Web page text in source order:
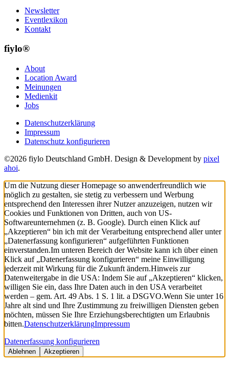
Newsletter
Eventlexikon
Kontakt
fiylo®
About
Location Award
Meinungen
Medienkit
Jobs
Datenschutzerklärung
Impressum
Datenschutz konfigurieren
©2026 fiylo Deutschland GmbH. Design & Development by pixel
ahoi.
Um die Nutzung dieser Homepage so anwenderfreundlich wie
möglich zu gestalten, sie stetig zu verbessern und Werbung
entsprechend den Interessen ihrer Nutzer anzuzeigen, nutzen wir
Cookies und Funktionen von Dritten, auch von US-
Softwareunternehmen (z. B. Google). Durch einen Klick auf
„Akzeptieren“ bin ich mit der Verarbeitung entsprechend aller unter
„Datenerfassung konfigurieren“ aufgeführten Funktionen
einverstanden.Im unteren Bereich der Website kann ich über einen
Klick auf „Datenerfassung konfigurieren“ meine Einwilligung
jederzeit mit Wirkung für die Zukunft ändern.Hinweis zur
Datenweitergabe in die USA: Indem Sie auf „Akzeptieren“ klicken,
willigen Sie ein, dass Ihre Daten auch in den USA verarbeitet
werden – gem. Art. 49 Abs. 1 S. 1 lit. a DSGVO.Wenn Sie unter 16
Jahre alt sind und Ihre Zustimmung zu freiwilligen Diensten geben
möchten, müssen Sie Ihre Erziehungsberechtigten um Erlaubnis
bitten.DatenschutzerklärungImpressum
Datenerfassung konfigurieren
Ablehnen Akzeptieren